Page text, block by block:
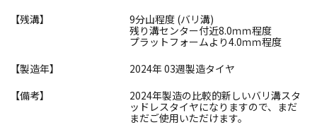
【残溝】
9分山程度 (バリ溝)
残り溝センター付近8.0ｍｍ程度
プラットフォームより4.0ｍｍ程度
【製造年】
2024年 03週製造タイヤ
【備考】
2024年製造の比較的新しいバリ溝スタ
ッドレスタイヤになりますので、まだ
まだご使用いただけます。